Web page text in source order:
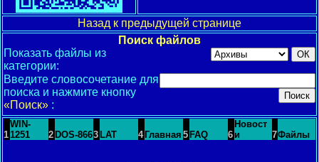
Назад к предыдущей странице
Поиск файлов
Показать файлы из
категории:
Введите словосочетание для
поиска и нажмите кнопку
«Поиск» :
1
WIN-
1251
2 DOS-8663 LAT 4 Главная 5 FAQ 6
Новост
и
7Файлы